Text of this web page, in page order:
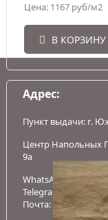
Цена: 1167 руб/м2
В КОРЗИНУ
Адрес:
Пункт выдачи: г.
Центр Напольных
9а
WhatsApp:+7 (999)
Telegram:
+7 (999)
Почта:info-